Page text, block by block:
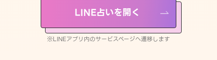
LINE占いを開く
※LINEアプリ内のサービスページへ遷移します